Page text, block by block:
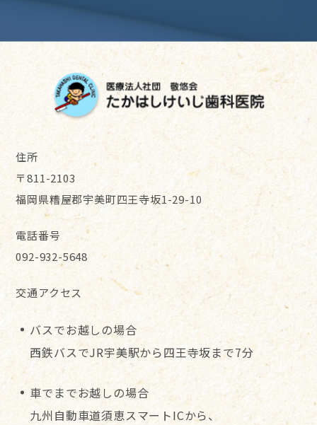
住所
〒811-2103
福岡県糟屋郡宇美町四王寺坂1-29-10
電話番号
092-932-5648
交通アクセス
バスでお越しの場合
西鉄バスでJR宇美駅から四王寺坂まで7分
車でまでお越しの場合
九州自動車道須恵スマートICから、